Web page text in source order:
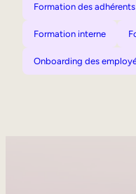
Formation des adhérents
Formation interne
Onboarding des